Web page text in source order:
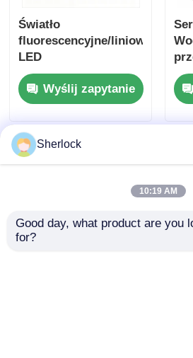
Światło
fluorescencyjne/liniowe
LED
przeciwwybuchowe
LED Wyślij zapytanie
Sherlock
10:19 AM
Good day, what product are you
for?